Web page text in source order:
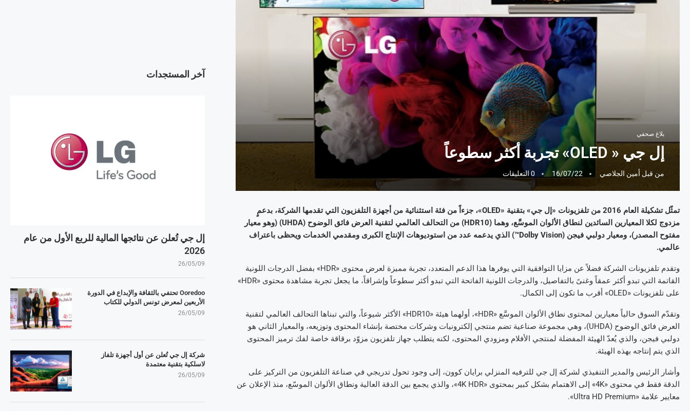
بلاغ صحفي
إل جي « OLED» تجربة أكثر سطوعاً
من قبل أمين الجلاصي 16/07/22 0 التعليقات
تمثّل تشكيلة العام 2016 من تلفزيونات «إل جي» بتقنية «OLED»، جزءاً من فئة استثنائية من أجهزة التلفزيون التي تقدمها الشركة، بدعمٍ
مزدوج لكلا المعيارين السائدين لنطاق الألوان الموسَّع، وهما (HDR10) من التحالف العالمي لتقنية العرض فائق الوضوح (UHDA) (وهو معيار
مفتوح المصدر)، ومعيار دولبي فيجن (Dolby Vision™) الذي يدعمه عدد من استوديوهات الإنتاج الكبرى ومقدمي الخدمات ويحظى باعتراف
عالمي.
وتقدم تلفزيونات الشركة فضلاً عن مزايا التوافقية التي يوفرها هذا الدعم المتعدد، تجربة مميزة لعرض محتوى «HDR» بفضل الدرجات اللونية
القاتمة التي تبدو أكثر عمقاً وغنىً بالتفاصيل، والدرجات اللونية الفاتحة التي تبدو أكثر سطوعاً وإشراقاً، ما يجعل تجربة مشاهدة محتوى «HDR»
على تلفزيونات «OLED» أقرب ما تكون إلى الكمال.
وتقدّم السوق حالياً معيارين لمحتوى نطاق الألوان الموسَّع «HDR»، أولهما هيئة «HDR10» الأكثر شيوعاً، والتي تبناها التحالف العالمي لتقنية
العرض فائق الوضوح (UHDA)، وهي مجموعة صناعية تضم منتجي إلكترونيات وشركات مختصة بإنشاء المحتوى وتوزيعه، والمعيار الثاني هو
دولبي فيجن، والذي يُعدّ الهيئة المفضلة لمنتجي الأفلام ومزودي المحتوى، لكنه يتطلب جهاز تلفزيون مزوّد برقاقة خاصة لفك ترميز المحتوى
الذي يتم إنتاجه بهذه الهيئة.
وأشار الرئيس والمدير التنفيذي لشركة إل جي للترفيه المنزلي برايان كوون، إلى وجود تحول تدريجي في صناعة التلفزيون من التركيز على
الدقة فقط في محتوى «4K» إلى الاهتمام بشكل كبير بمحتوى «4K HDR»، والذي يجمع بين الدقة العالية ونطاق الألوان الموسّع، منذ الإعلان عن
معايير علامة «Ultra HD Premium».
آخر المستجدات
إل جي تُعلن عن نتائجها المالية للربع الأول من عام
2026
26/05/09
Ooredoo تحتفي بالثقافة والإبداع في الدورة
الأربعين لمعرض تونس الدولي للكتاب
26/05/09
شركة إل جي تُعلن عن أول أجهزة تلفاز
لاسلكية بتقنية معتمدة
26/05/09